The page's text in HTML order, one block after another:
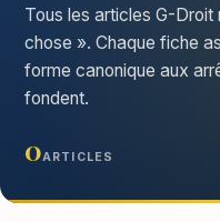
Tous les articles G-
chose ». Chaque fiche
forme canonique aux
fondent.
0ARTICLES